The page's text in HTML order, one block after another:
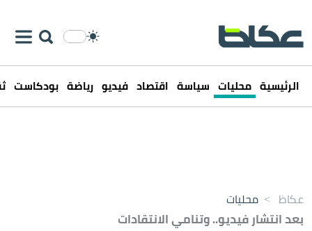
الرئيسية محليات سياسة اقتصاد فيديو رياضة بودكاست
عكاظ > محليات
بعد انتشار فيديو.. وتنامي الانتقادات